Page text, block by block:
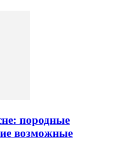
породные
возможные